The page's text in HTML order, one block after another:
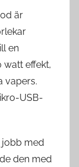
är
en
watt effekt,
vapers.
USB-
jobb med
den med